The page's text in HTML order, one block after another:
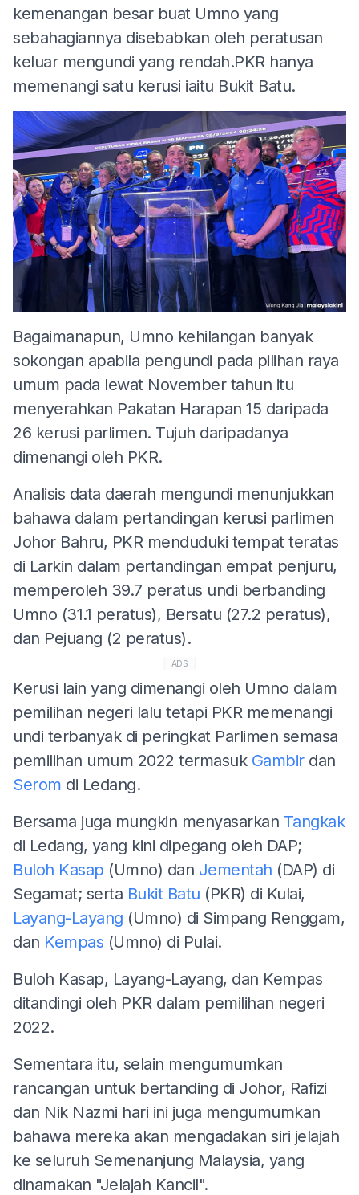
kemenangan besar buat Umno yang
sebahagiannya disebabkan oleh peratusan
keluar mengundi yang rendah.PKR hanya
memenangi satu kerusi iaitu Bukit Batu.
Bagaimanapun, Umno kehilangan banyak
sokongan apabila pengundi pada pilihan raya
umum pada lewat November tahun itu
menyerahkan Pakatan Harapan 15 daripada
26 kerusi parlimen. Tujuh daripadanya
dimenangi oleh PKR.
Analisis data daerah mengundi menunjukkan
bahawa dalam pertandingan kerusi parlimen
Johor Bahru, PKR menduduki tempat teratas
di Larkin dalam pertandingan empat penjuru,
memperoleh 39.7 peratus undi berbanding
Umno (31.1 peratus), Bersatu (27.2 peratus),
dan Pejuang (2 peratus).
ADS
Kerusi lain yang dimenangi oleh Umno dalam
pemilihan negeri lalu tetapi PKR memenangi
undi terbanyak di peringkat Parlimen semasa
pemilihan umum 2022 termasuk Gambirdan
Serom di Ledang.
Bersama juga mungkin menyasarkan Tangkak
di Ledang, yang kini dipegang oleh DAP;
Buloh Kasap (Umno) dan Jementah (DAP) di
Segamat; serta Bukit Batu (PKR) di Kulai,
Layang-Layang (Umno) di Simpang Renggam,
dan Kempas (Umno) di Pulai.
Buloh Kasap, Layang-Layang, dan Kempas
ditandingi oleh PKR dalam pemilihan negeri
2022.
Sementara itu, selain mengumumkan
rancangan untuk bertanding di Johor, Rafizi
dan Nik Nazmi hari ini juga mengumumkan
bahawa mereka akan mengadakan siri jelajah
ke seluruh Semenanjung Malaysia, yang
dinamakan "Jelajah Kancil".